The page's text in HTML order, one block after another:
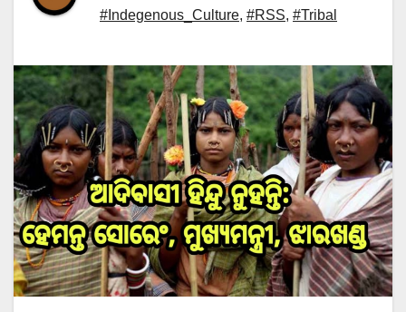
#Indegenous_Culture, #RSS, #Tribal